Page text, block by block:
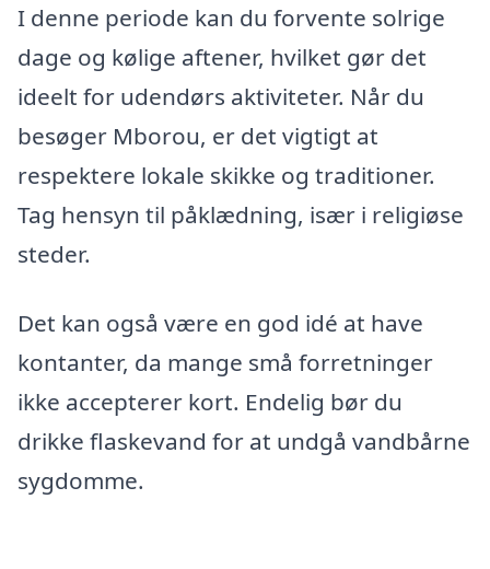
I denne periode kan du forvente solrige
dage og kølige aftener, hvilket gør det
ideelt for udendørs aktiviteter. Når du
besøger Mborou, er det vigtigt at
respektere lokale skikke og traditioner.
Tag hensyn til påklædning, især i religiøse
steder.
Det kan også være en god idé at have
kontanter, da mange små forretninger
ikke accepterer kort. Endelig bør du
drikke flaskevand for at undgå vandbårne
sygdomme.